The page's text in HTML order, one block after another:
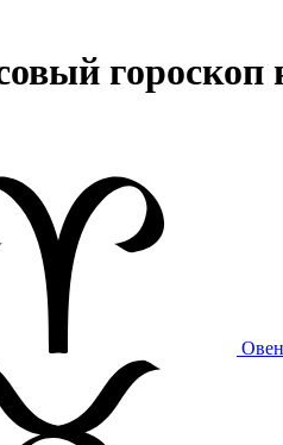
гороскоп
Овен